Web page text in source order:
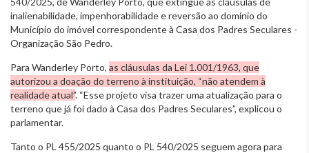
inalienabilidade, impenhorabilidade e reversão ao domínio do
Município do imóvel correspondente à Casa dos Padres Seculares -
Organização São Pedro.
Para Wanderley Porto, as cláusulas da Lei 1.001/1963, que
autorizou a doação do terreno à instituição, “não atendem à
realidade atual”. “Esse projeto visa trazer uma atualização para o
terreno que já foi dado à Casa dos Padres Seculares”, explicou o
parlamentar.
Tanto o PL 455/2025 quanto o PL 540/2025 seguem agora para